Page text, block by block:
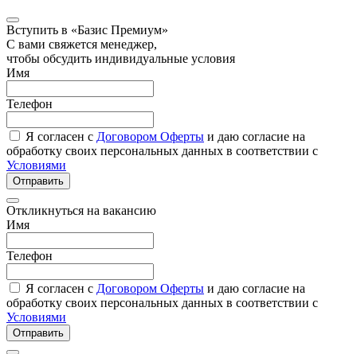
Вступить в «Базис Премиум»
С вами свяжется менеджер,
чтобы обсудить индивидуальные условия
Имя
Телефон
Я согласен с Договором Оферты и даю согласие на
обработку своих персональных данных в соответствии с
Условиями
Отправить
Откликнуться на вакансию
Имя
Телефон
Я согласен с Договором Оферты и даю согласие на
обработку своих персональных данных в соответствии с
Условиями
Отправить